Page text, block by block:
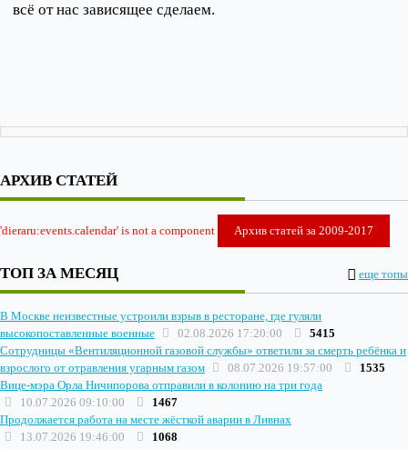
всё от нас зависящее сделаем.
АРХИВ СТАТЕЙ
'dieraru:events.calendar' is not a component Архив статей за 2009-2017
ТОП ЗА МЕСЯЦ еще топы
В Москве неизвестные устроили взрыв в ресторане, где гуляли
высокопоставленные военные
02.08.2026 17:20:00
5415
Сотрудницы «Вентиляционной газовой службы» ответили за смерть ребёнка и
взрослого от отравления угарным газом
08.07.2026 19:57:00
1535
Вице-мэра Орла Ничипорова отправили в колонию на три года
10.07.2026 09:10:00
1467
Продолжается работа на месте жёсткой аварии в Ливнах
13.07.2026 19:46:00
1068